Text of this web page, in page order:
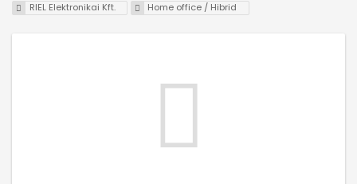
RIEL Elektronikai Kft. Home office / Hibrid